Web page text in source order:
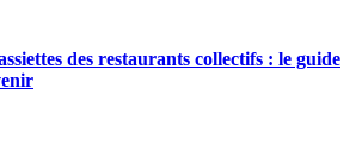
des restaurants collectifs : le guide